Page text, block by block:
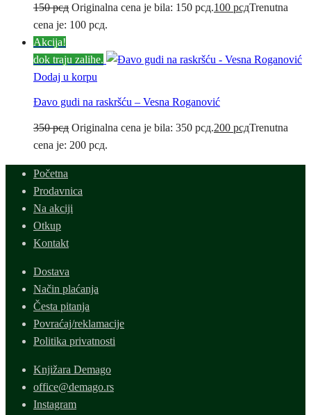
150рсд Originalna cena je bila: 150 рсд.100 рсдTrenutna
cena je: 100 рсд.
Akcija!
dok traju zalihe.
Dodaj u korpu
Đavo gudi na raskršću – Vesna Roganović
350рсд Originalna cena je bila: 350 рсд.200 рсдTrenutna
cena je: 200 рсд.
Početna
Prodavnica
Na akciji
Otkup
Kontakt
Dostava
Način plaćanja
Česta pitanja
Povraćaj/reklamacije
Politika privatnosti
Knjižara Demago
office@demago.rs
Instagram